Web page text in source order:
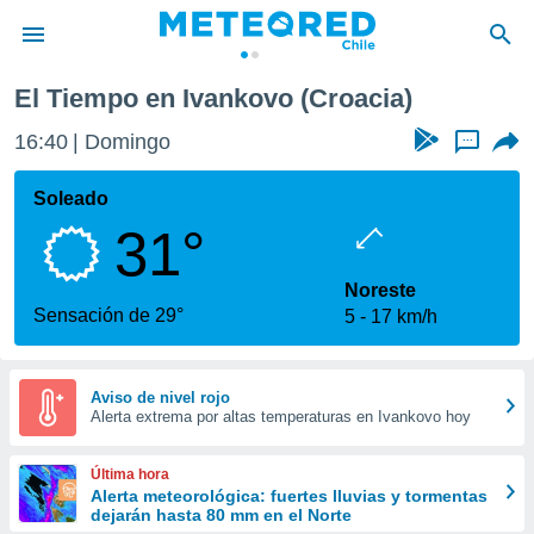
de
por
que se
calidad.
a este
las
y
forma
digital
basada
El Tiempo en Ivankovo (Croacia)
16:40 Domingo ...
Soleado
31°
Sensación de 29°
Noreste
5
17 km/h
Aviso de nivel rojo
Alerta extrema por altas temperaturas en Ivankovo hoy
Última hora
Alerta meteorológica: fuertes lluvias y tormentas
dejarán hasta 80 mm en el Norte